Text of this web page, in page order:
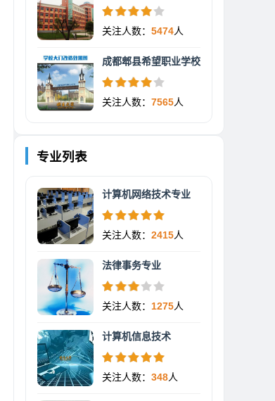
关注人数： 5474人
成都郫县希望职业学校
关注人数： 7565人
专业列表
计算机网络技术专业
关注人数： 2415人
法律事务专业
关注人数： 1275人
计算机信息技术
关注人数： 348人